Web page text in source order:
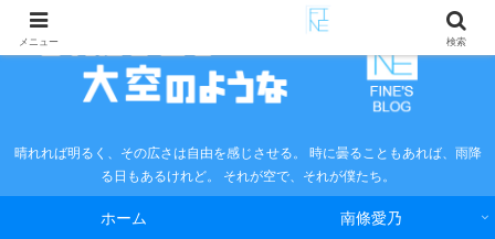
晴れれば明るく、その広さは自由を感じさせる。 時に曇ることもあれば、雨降
る日もあるけれど。 それが空で、それが僕たち。
ホーム 南條愛乃
メニュー 検索